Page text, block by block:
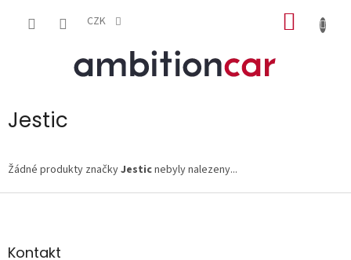
CZK
KOŠÍK
Jestic
Žádné produkty značkyJesticnebyly nalezeny...
Z
aKontakt